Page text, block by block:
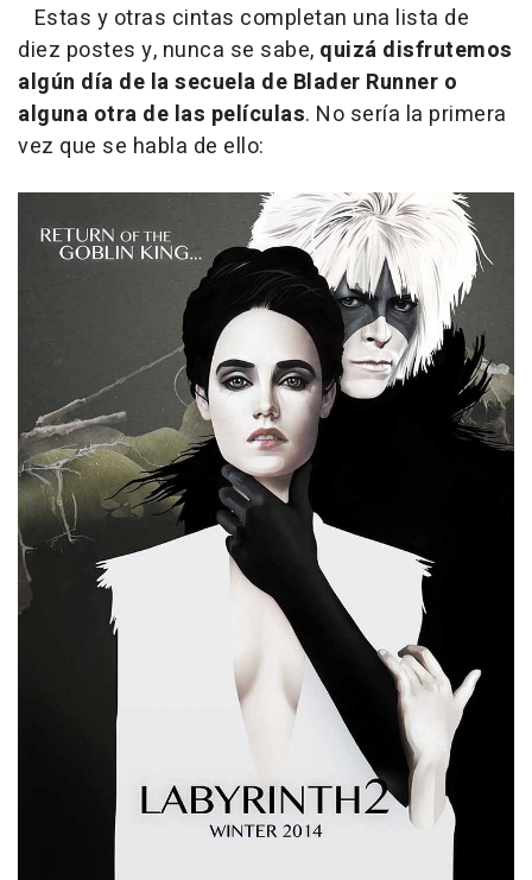
Estas y otras cintas completan una lista de
diez postes y, nunca se sabe, quizá disfrutemos
algún día de la secuela de Blader Runner o
alguna otra de las películas. No sería la primera
vez que se habla de ello: